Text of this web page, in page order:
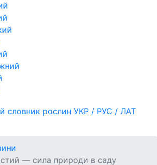
словник рослин УКР / РУС / ЛАТ
— сила природи в саду